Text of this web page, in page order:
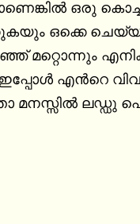
ഒരു കൊച്ചു
ഒക്കെ
മറ്റൊന്നും
എന്‍റെ
ലഡ്ഡു